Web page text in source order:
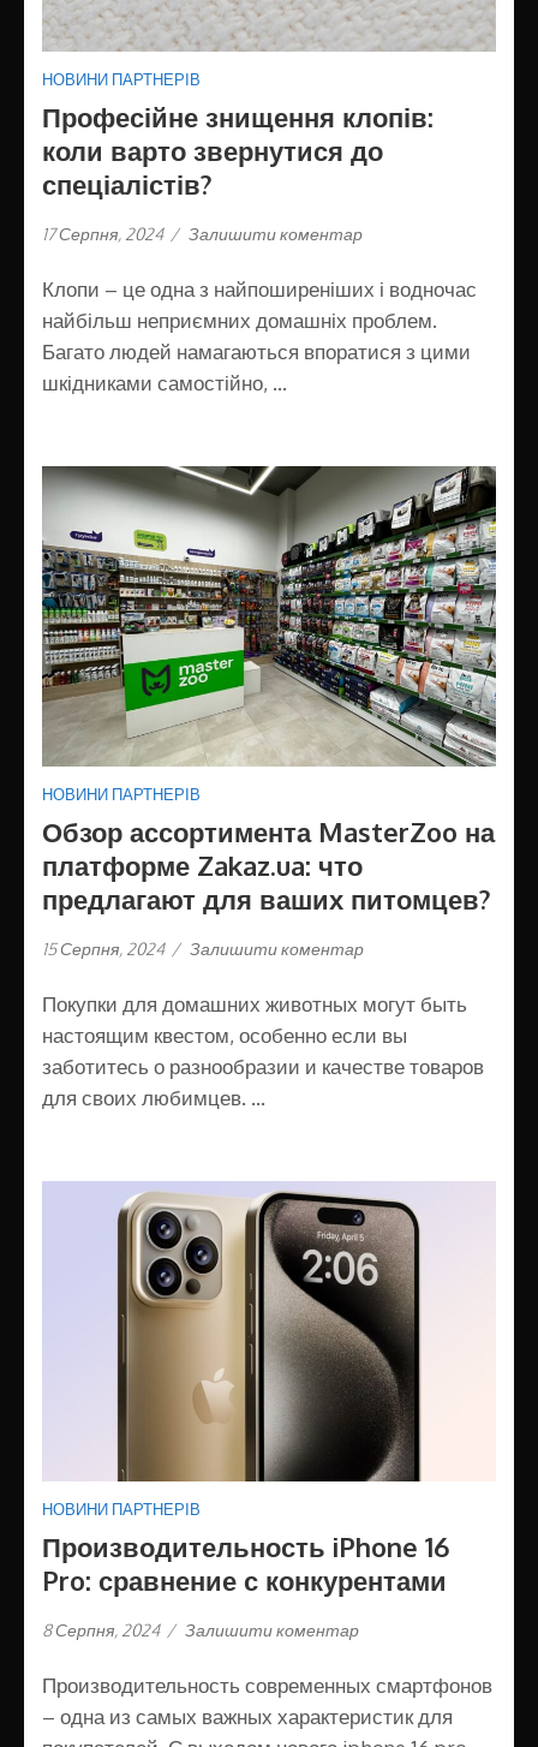
НОВИНИ ПАРТНЕРІВ
Професійне знищення клопів:
коли варто звернутися до
спеціалістів?
17 Серпня, 2024 / Залишити коментар
Клопи – це одна з найпоширеніших і водночас
найбільш неприємних домашніх проблем.
Багато людей намагаються впоратися з цими
шкідниками самостійно, …
НОВИНИ ПАРТНЕРІВ
Обзор ассортимента MasterZoo на
платформе Zakaz.ua: что
предлагают для ваших питомцев?
15 Серпня, 2024 / Залишити коментар
Покупки для домашних животных могут быть
настоящим квестом, особенно если вы
заботитесь о разнообразии и качестве товаров
для своих любимцев. …
НОВИНИ ПАРТНЕРІВ
Производительность iPhone 16
Pro: сравнение с конкурентами
8 Серпня, 2024 / Залишити коментар
Производительность современных смартфонов
– одна из самых важных характеристик для